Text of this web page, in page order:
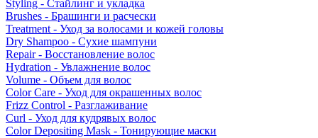
Styling - Стайлинг и укладка
Brushes - Брашинги и расчески
Treatment - Уход за волосами и кожей головы
Dry Shampoo - Сухие шампуни
Repair - Восстановление волос
Hydration - Увлажнение волос
Volume - Объем для волос
Color Care - Уход для окрашенных волос
Frizz Control - Разглаживание
Curl - Уход для кудрявых волос
Color Depositing Mask - Тонирующие маски